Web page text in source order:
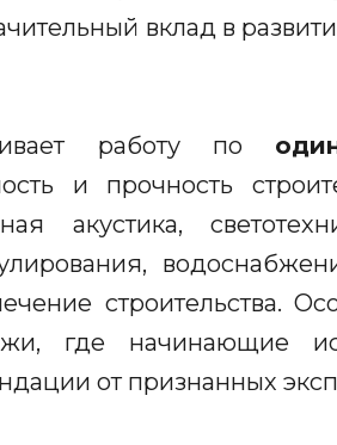
вклад в
работу по
и прочность
акустика,
строительства.
где начинающие
от признанных